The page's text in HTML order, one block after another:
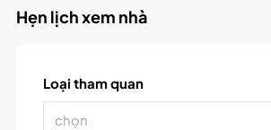
Hẹn lịch xem nhà
Loại tham quan
chọn